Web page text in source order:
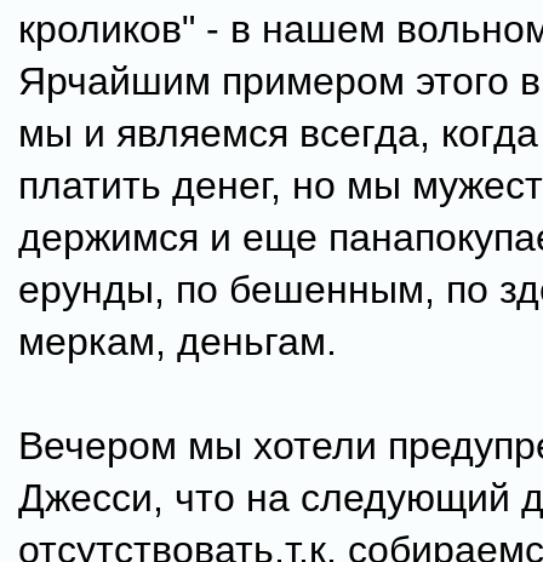
кроликов" - в нашем
Ярчайшим примером этого
мы и являемся всегда,
платить денег, но мы
держимся и еще
ерунды, по бешенным, по
меркам, деньгам.
Вечером мы хотели
Джесси, что на следующий
отсутствовать,т.к.